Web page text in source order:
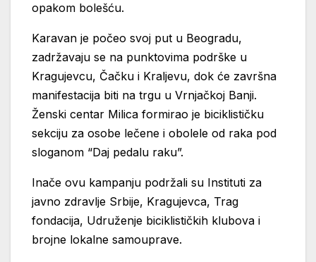
opakom bolešću.
Karavan je počeo svoj put u Beogradu,
zadržavaju se na punktovima podrške u
Kragujevcu, Čačku i Kraljevu, dok će završna
manifestacija biti na trgu u Vrnjačkoj Banji.
Ženski centar Milica formirao je biciklističku
sekciju za osobe lečene i obolele od raka pod
sloganom “Daj pedalu raku”.
Inače ovu kampanju podržali su Instituti za
javno zdravlje Srbije, Kragujevca, Trag
fondacija, Udruženje biciklističkih klubova i
brojne lokalne samouprave.